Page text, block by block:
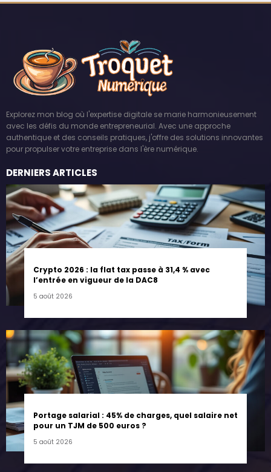
Explorez mon blog où l'expertise digitale se marie harmonieusement
avec les défis du monde entrepreneurial. Avec une approche
authentique et des conseils pratiques, j'offre des solutions innovantes
pour propulser votre entreprise dans l'ère numérique.
DERNIERS ARTICLES
Crypto 2026 : la flat tax passe à 31,4 % avec
l’entrée en vigueur de la DAC8
5 août 2026
Portage salarial : 45% de charges, quel salaire net
pour un TJM de 500 euros ?
5 août 2026